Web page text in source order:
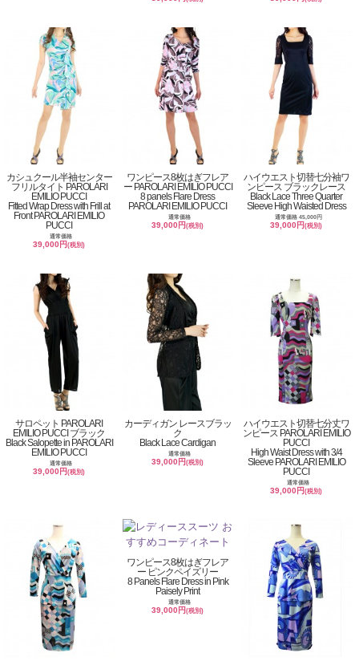
カシュクール半袖センター
フリルタイト PAROLARI
EMILIO PUCCI
Fitted Wrap Dress with Frill at
Front PAROLARI EMILIO
PUCCI
通常価格
39,000円(税別)
ワンピース8枚はぎフレア
ー PAROLARI EMILIO PUCCI
8 panels Flare Dress
PAROLARI EMILIO PUCCI
通常価格
39,000円(税別)
ハイウエスト切替七分袖ワ
ンピース ブラックレース
Black Lace Three Quarter
Sleeve High Waisted Dress
通常価格 45,000円
39,000円(税別)
サロペット PAROLARI
EMILIO PUCCI ブラック
Black Salopette in PAROLARI
EMILIO PUCCI
通常価格
39,000円(税別)
カーディガン レースブラッ
ク
Black Lace Cardigan
通常価格
39,000円(税別)
ハイウエスト切替七分丈ワ
ンピース PAROLARI EMILIO
PUCCI
High Waist Dress with 3/4
Sleeve PAROLARI EMILIO
PUCCI
通常価格
39,000円(税別)
ワンピース8枚はぎフレア
ー ピンクペイズリー
8 Panels Flare Dress in Pink
Paisely Print
通常価格
39,000円(税別)